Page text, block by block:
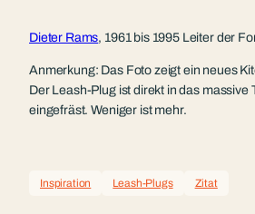
Dieter Rams, 1961 bis 1995 Leiter der
Anmerkung: Das Foto zeigt ein neues
Der Leash-Plug ist direkt in das massive
eingefräst. Weniger ist mehr.
Inspiration Leash-Plugs Zitat